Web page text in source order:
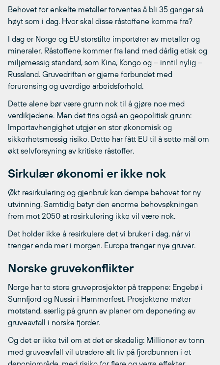
Behovet for enkelte metaller forventes å bli 35 ganger så
høyt som i dag. Hvor skal disse råstoffene komme fra?
I dag er Norge og EU storstilte importører av metaller og
mineraler. Råstoffene kommer fra land med dårlig etisk og
miljømessig standard, som Kina, Kongo og – inntil nylig –
Russland. Gruvedriften er gjerne forbundet med
forurensing og uverdige arbeidsforhold.
Dette alene bør være grunn nok til å gjøre noe med
verdikjedene. Men det fins også en geopolitisk grunn:
Importavhengighet utgjør en stor økonomisk og
sikkerhetsmessig risiko. Dette har fått EU til å sette mål om
økt selvforsyning av kritiske råstoffer.
Sirkulær økonomi er ikke nok
Økt resirkulering og gjenbruk kan dempe behovet for ny
utvinning. Samtidig betyr den enorme behovsøkningen
frem mot 2050 at resirkulering ikke vil være nok.
Det holder ikke å resirkulere det vi bruker i dag, når vi
trenger enda mer i morgen. Europa trenger nye gruver.
Norske gruvekonflikter
Norge har to store gruveprosjekter på trappene: Engebø i
Sunnfjord og Nussir i Hammerfest. Prosjektene møter
motstand, særlig på grunn av planer om deponering av
gruveavfall i norske fjorder.
Og det er ikke tvil om at det er skadelig: Millioner av tonn
med gruveavfall vil utradere alt liv på fjordbunnen i et